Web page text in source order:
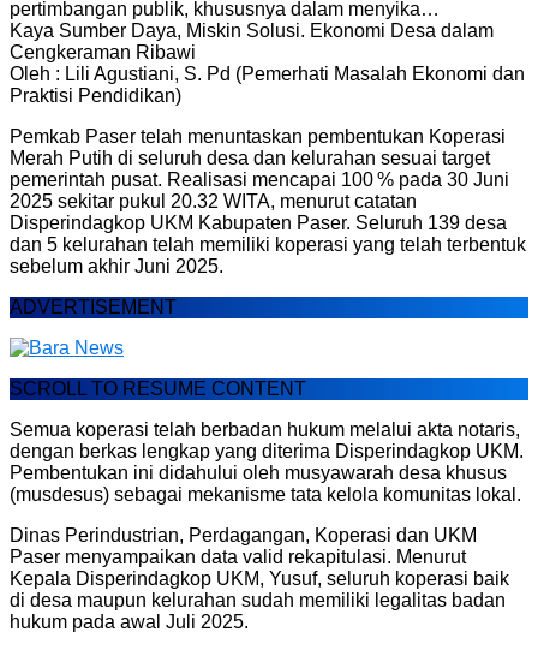
pertimbangan publik, khususnya dalam menyika…
Kaya Sumber Daya, Miskin Solusi. Ekonomi Desa dalam
Cengkeraman Ribawi
Oleh : Lili Agustiani, S. Pd (Pemerhati Masalah Ekonomi dan
Praktisi Pendidikan)
Pemkab Paser telah menuntaskan pembentukan Koperasi
Merah Putih di seluruh desa dan kelurahan sesuai target
pemerintah pusat. Realisasi mencapai 100 % pada 30 Juni
2025 sekitar pukul 20.32 WITA, menurut catatan
Disperindagkop UKM Kabupaten Paser. Seluruh 139 desa
dan 5 kelurahan telah memiliki koperasi yang telah terbentuk
sebelum akhir Juni 2025.
ADVERTISEMENT
SCROLL TO RESUME CONTENT
Semua koperasi telah berbadan hukum melalui akta notaris,
dengan berkas lengkap yang diterima Disperindagkop UKM.
Pembentukan ini didahului oleh musyawarah desa khusus
(musdesus) sebagai mekanisme tata kelola komunitas lokal.
Dinas Perindustrian, Perdagangan, Koperasi dan UKM
Paser menyampaikan data valid rekapitulasi. Menurut
Kepala Disperindagkop UKM, Yusuf, seluruh koperasi baik
di desa maupun kelurahan sudah memiliki legalitas badan
hukum pada awal Juli 2025.